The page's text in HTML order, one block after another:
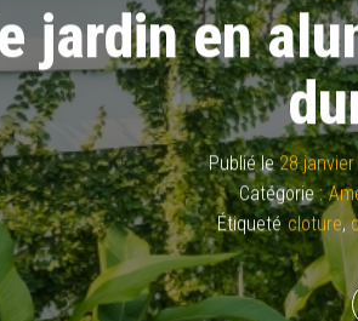
jardin en
Publié le28
Catégorie :
Étiqueté cloture,